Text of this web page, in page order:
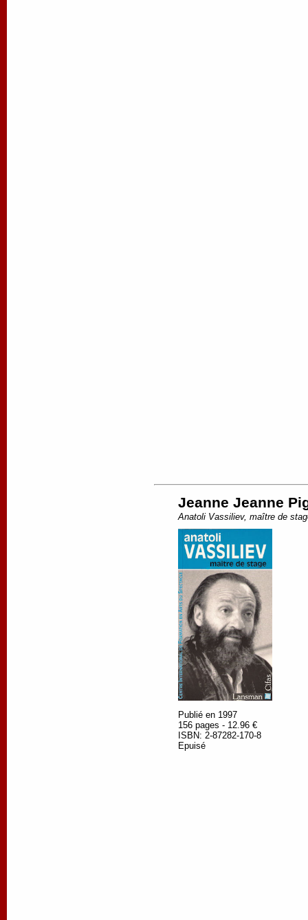
Jeanne Jeanne
Anatoli Vassiliev, maître de
Publié en 1997
156 pages - 12.96 €
ISBN: 2-87282-170-8
Epuisé